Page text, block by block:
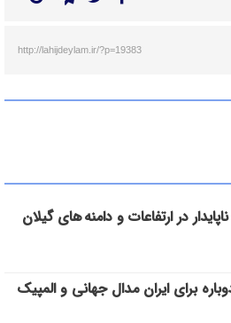
http://lahijdeylam.ir/?p=19383
در ارتفاعات و دامنه های گیلان
برای ایران مدال جهانی و المپیک